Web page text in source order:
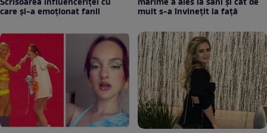
care și-a emoționat fanii mult s-a învinețit la față